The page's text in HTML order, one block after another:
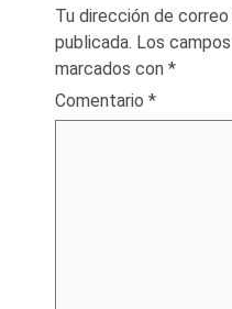
Tu dirección de
publicada. Los
marcados con *
Comentario *